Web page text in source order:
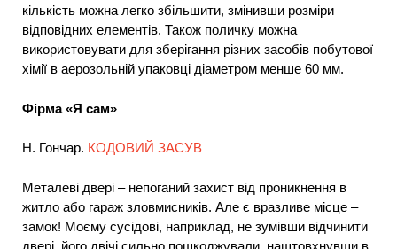
кількість можна легко збільшити, змінивши розміри
відповідних елементів. Також поличку можна
використовувати для зберігання різних засобів побутової
хімії в аерозольній упаковці діаметром менше 60 мм.
Фірма «Я сам»
Н. Гончар. КОДОВИЙ ЗАСУВ
Металеві двері – непоганий захист від проникнення в
житло або гараж зловмисників. Але є вразливе місце –
замок! Моєму сусідові, наприклад, не зумівши відчинити
двері, його двічі сильно пошкоджували, наштовхнувши в